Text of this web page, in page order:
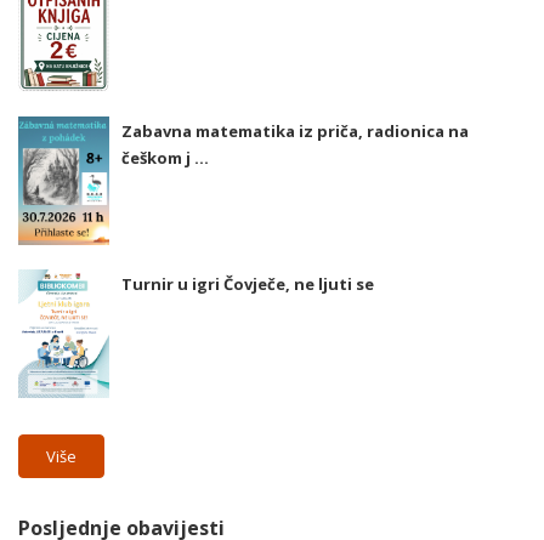
Zabavna matematika iz priča, radionica na
češkom j ...
Turnir u igri Čovječe, ne ljuti se
Više
Posljednje obavijesti